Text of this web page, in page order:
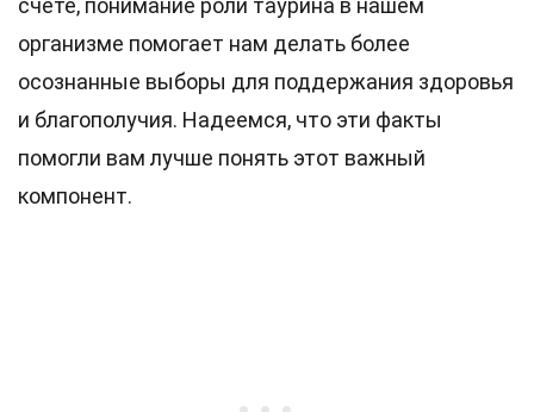
счете, понимание роли таурина в нашем
организме помогает нам делать более
осознанные выборы для поддержания здоровья
и благополучия. Надеемся, что эти факты
помогли вам лучше понять этот важный
компонент.